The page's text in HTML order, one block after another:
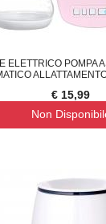
ELETTRICO POMPA
€ 15,99
Non